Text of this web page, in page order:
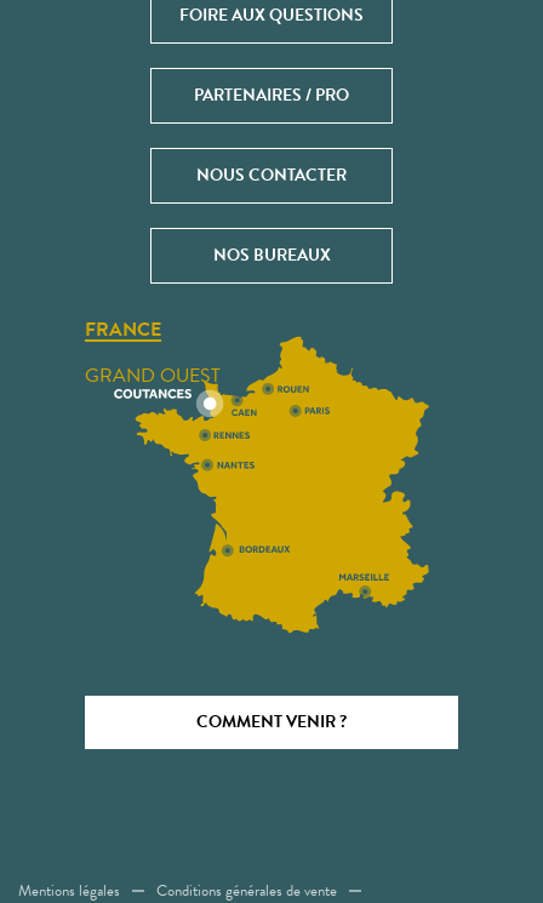
FOIRE AUX QUESTIONS
PARTENAIRES / PRO
NOUS CONTACTER
NOS BUREAUX
FRANCE
GRAND OUEST
COMMENT VENIR ?
Mentions légales Conditions générales de vente